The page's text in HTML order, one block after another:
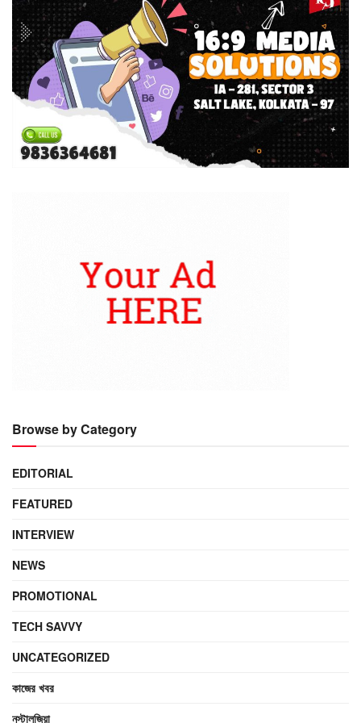
Browse by Category
EDITORIAL
FEATURED
INTERVIEW
NEWS
PROMOTIONAL
TECH SAVVY
UNCATEGORIZED
কাজের খবর
নস্টালজিয়া